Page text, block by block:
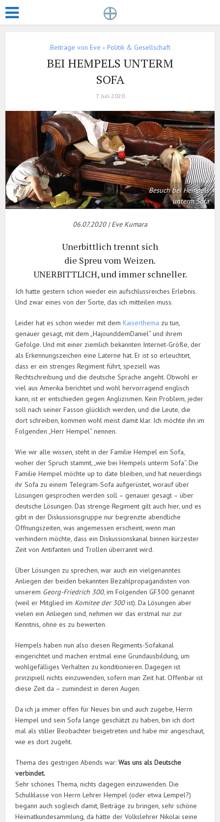
Beiträge von Eve • Politik & Gesellschaft
BEI HEMPELS UNTERM
SOFA
7. Juli 2020
Besuch bei Hempels
unterm Sofa
06.07.2020 | Eve Kumara
Unerbittlich trennt sich
die Spreu vom Weizen.
UNERBITTLICH, und immer schneller.
Ich hatte gestern schon wieder ein aufschlussreiches Erlebnis.
Und zwar eines von der Sorte, das ich mitteilen muss.
Leider hat es schon wieder mit demKaiserthema zu tun,
genauer gesagt, mit dem „HajounddemDaniel“ und ihrem
Gefolge. Und mit einer ziemlich bekannten Internet-Größe, der
als Erkennungszeichen eine Laterne hat. Er ist so erleuchtet,
dass er ein strenges Regiment führt, speziell was
Rechtschreibung und die deutsche Sprache angeht. Obwohl er
viel aus Amerika berichtet und wohl hervorragend englisch
kann, ist er entschieden gegen Anglizismen. Kein Problem, jeder
soll nach seiner Fasson glücklich werden, und die Leute, die
dort schreiben, kommen wohl meist damit klar. Ich möchte ihn im
Folgenden „Herr Hempel“ nennen.
Wie wir alle wissen, steht in der Familie Hempel ein Sofa,
woher der Spruch stammt, „wie bei Hempels unterm Sofa“. Die
Familie Hempel möchte up to date bleiben, und hat neuerdings
ihr Sofa zu einem Telegram-Sofa aufgerüstet, worauf über
Lösungen gesprochen werden soll – genauer gesagt – über
deutsche Lösungen. Das strenge Regiment gilt auch hier, und es
gibt in der Diskussionsgruppe nur begrenzte abendliche
Öffnungszeiten, was angemessen erscheint, wenn man
verhindern möchte, dass ein Diskussionskanal binnen kürzester
Zeit von Antifanten und Trollen überrannt wird.
Über Lösungen zu sprechen, war auch ein vielgenanntes
Anliegen der beiden bekannten Bezahlpropagandisten von
unserem Georg-Friedrich 300, im Folgenden GF300 genannt
(weil er Mitglied im Komitee der 300ist). Da Lösungen aber
vielen ein Anliegen sind, nehmen wir das erstmal nur zur
Kenntnis, ohne es zu bewerten.
Hempels haben nun also diesen Regiments-Sofakanal
eingerichtet und machen erstmal eine Grundausbildung, um
wohlgefälliges Verhalten zu konditionieren. Dagegen ist
prinzipiell nichts einzuwenden, sofern man Zeit hat. Offenbar ist
diese Zeit da – zumindest in deren Augen.
Da ich ja immer offen für Neues bin und auch zugebe, Herrn
Hempel und sein Sofa lange geschätzt zu haben, bin ich dort
mal als stiller Beobachter beigetreten und habe mir angeschaut,
wie es dort zugeht.
Thema des gestrigen Abends war:Was uns als Deutsche
verbindet.
Sehr schönes Thema, nichts dagegen einzuwenden. Die
Schulklasse von Herrn Lehrer Hempel (oder etwa Lempel?)
begann auch sogleich damit, Beiträge zu bringen, sehr schöne
Heimatkundesammlung, da hätte der Volkslehrer Nikolai seine